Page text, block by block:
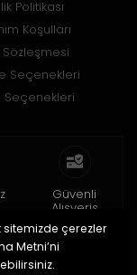
Politikası
Koşulları
Sözleşmesi
Seçenekleri
Seçenekleri
Güvenli
Alışveriş
256bit SSL ile
sitemizde çerezler
Metni’ni